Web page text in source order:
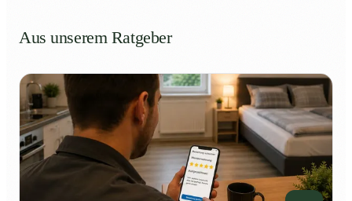
Aus unserem Ratgeber